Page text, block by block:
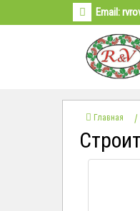
Email:
Главная